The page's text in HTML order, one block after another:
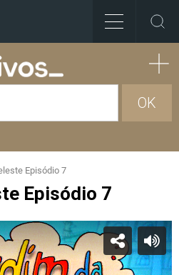
OK
Episódio 7
Episódio 7